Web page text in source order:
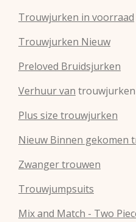
Trouwjurken in voorraad
Trouwjurken Nieuw
Preloved Bruidsjurken
Verhuur van trouwjurken
Plus size trouwjurken
Nieuw Binnen gekomen
Zwanger trouwen
Trouwjumpsuits
Mix and Match - Two